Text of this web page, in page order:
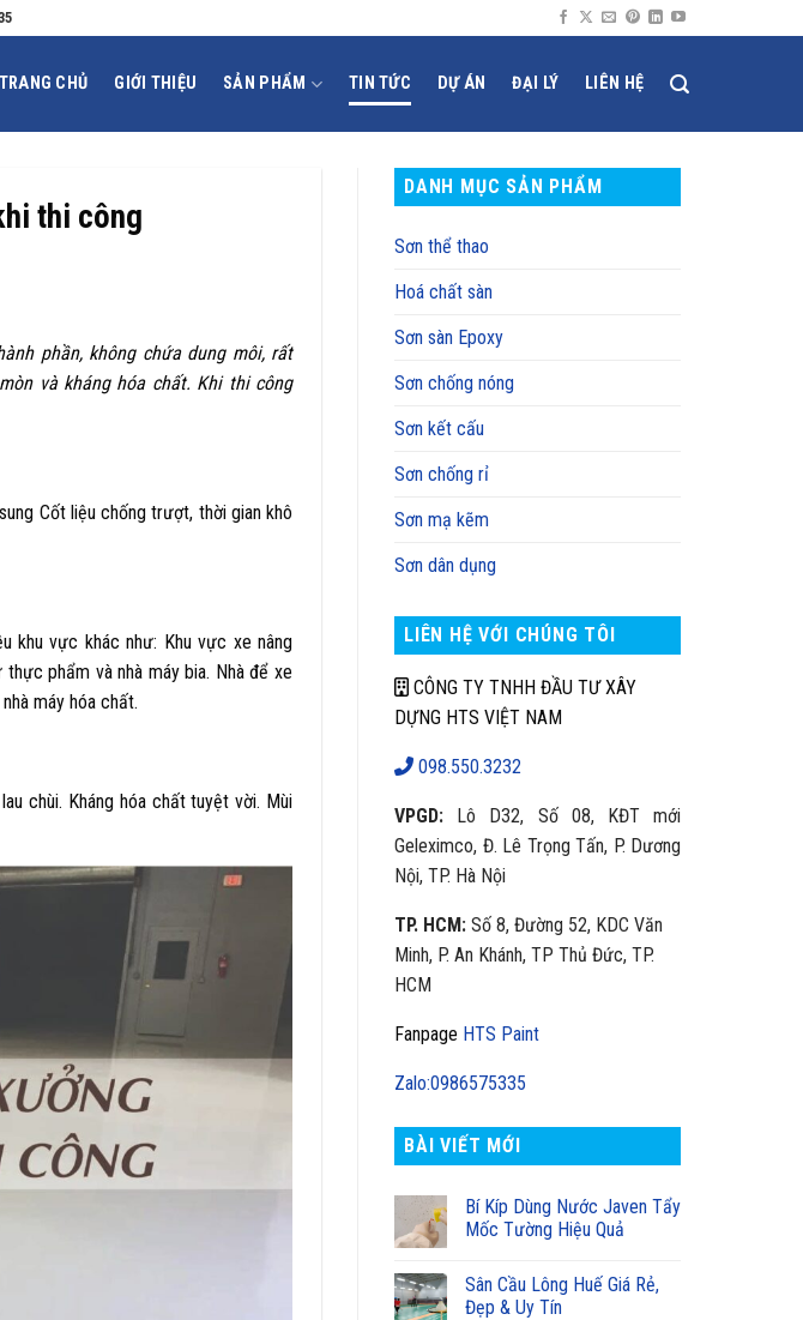
TRANG CHỦ GIỚI THIỆU SẢN PHẨM TIN TỨC DỰ ÁN ĐẠI LÝ LIÊN HỆ
thi công
phần, không chứa dung môi, rất
và kháng hóa chất. Khi thi công
Cốt liệu chống trượt, thời gian khô
khu vực khác như: Khu vực xe nâng
phẩm và nhà máy bia. Nhà để xe
máy hóa chất.
chùi. Kháng hóa chất tuyệt vời. Mùi
DANH MỤC SẢN PHẨM
Sơn thể thao
Hoá chất sàn
Sơn sàn Epoxy
Sơn chống nóng
Sơn kết cấu
Sơn chống rỉ
Sơn mạ kẽm
Sơn dân dụng
LIÊN HỆ VỚI CHÚNG TÔI
CÔNG TY TNHH ĐẦU TƯ XÂY
DỰNG HTS VIỆT NAM
098.550.3232
VPGD: Lô D32, Số 08, KĐT mới
Geleximco, Đ. Lê Trọng Tấn, P. Dương
Nội, TP. Hà Nội
TP. HCM: Số 8, Đường 52, KDC Văn
Minh, P. An Khánh, TP Thủ Đức, TP.
HCM
Fanpage HTS Paint
Zalo:0986575335
BÀI VIẾT MỚI
Bí Kíp Dùng Nước Javen Tẩy
Mốc Tường Hiệu Quả
Sân Cầu Lông Huế Giá Rẻ,
Đẹp & Uy Tín